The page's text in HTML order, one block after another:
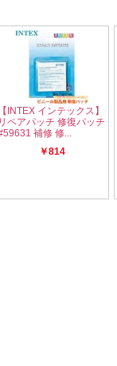
【INTEX インテックス】
リペアパッチ 修復パッチ
補修 修...
￥814